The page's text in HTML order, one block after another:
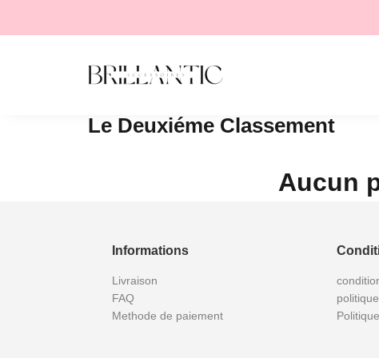
Le Deuxiéme Classement
Aucun
Informations
Livraison
FAQ
Methode de paiement